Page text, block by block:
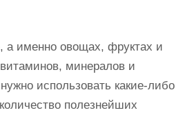
а именно овощах, фруктах и
минералов и
использовать какие-либо
полезнейших